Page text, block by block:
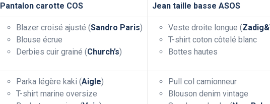
Pantalon carotte COS Jean taille basse ASOS
Blazer croisé ajusté (Sandro Paris)
Blouse écrue
Derbies cuir grainé (Church’s)
Veste droite longue (
T-shirt coton côtelé blanc
Bottes hautes
Parka légère kaki (Aigle)
T-shirt marine oversize
Pull col camionneur
Blouson denim vintage